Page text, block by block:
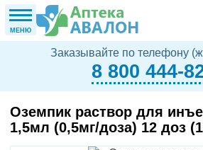
МЕНЮ
Заказывайте по телефону
8 800 444-
Оземпик раствор для
1,5мл (0,5мг/доза) 12 доз